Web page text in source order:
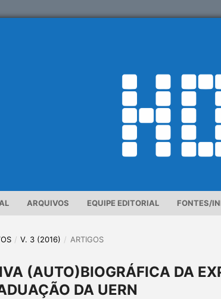
ARQUIVOS EQUIPE EDITORIAL FONTES/
/ V. 3 (2016) / ARTIGOS
(AUTO)BIOGRÁFICA DA
DA UERN